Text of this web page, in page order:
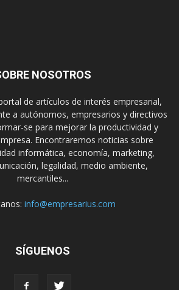
NOSOTROS
de artículos de interés empresarial,
a autónomos, empresarios y directivos
se para mejorar la productividad y
Encontraremos noticias sobre
informática, economía, marketing,
legalidad, medio ambiente,
mercantiles...
info@empresarius.com
SÍGUENOS